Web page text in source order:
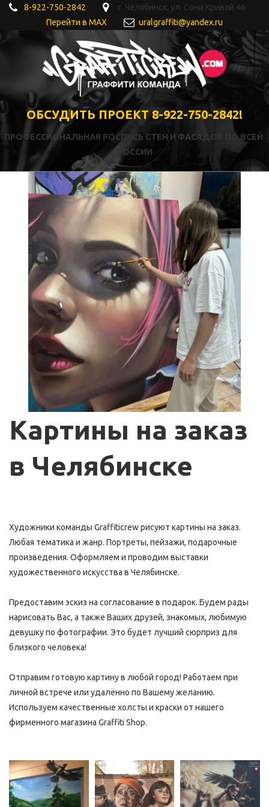
8-922-750-2842 г. Челябинск, ул. Сони Кривой 46
Перейти в MAX
uralgraffiti@yandex.ru
ОБСУДИТЬ ПРОЕКТ 8-922-750-2842!
ПРОФЕССИОНАЛЬНАЯ РОСПИСЬ СТЕН И ФАСАДОВ ПО ВСЕЙ
РОССИИ
Картины на заказ
в Челябинске
Художники команды Graffiticrew рисуют картины на заказ.
Любая тематика и жанр. Портреты, пейзажи, подарочные
произведения. Оформляем и проводим выставки
художественного искусства в Челябинске.
Предоставим эскиз на согласование в подарок. Будем рады
нарисовать Вас, а также Ваших друзей, знакомых, любимую
девушку по фотографии. Это будет лучший сюрприз для
близкого человека!
Отправим готовую картину в любой город! Работаем при
личной встрече или удалённо по Вашему желанию.
Используем качественные холсты и краски от нашего
фирменного магазина Graffiti Shop.